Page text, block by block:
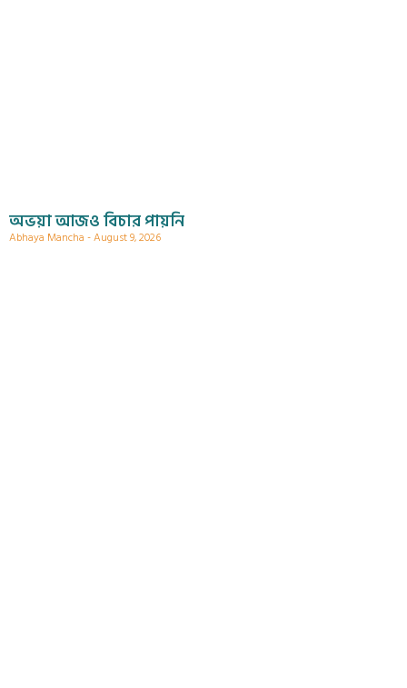
অভয়া আজও বিচার পায়নি
Abhaya Mancha August 9, 2026